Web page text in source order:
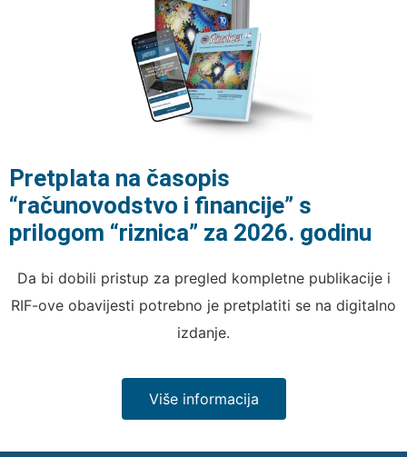
Pretplata na časopis
“računovodstvo i financije” s
prilogom “riznica” za 2026. godinu
Da bi dobili pristup za pregled kompletne publikacije i
RIF-ove obavijesti potrebno je pretplatiti se na digitalno
izdanje.
Više informacija